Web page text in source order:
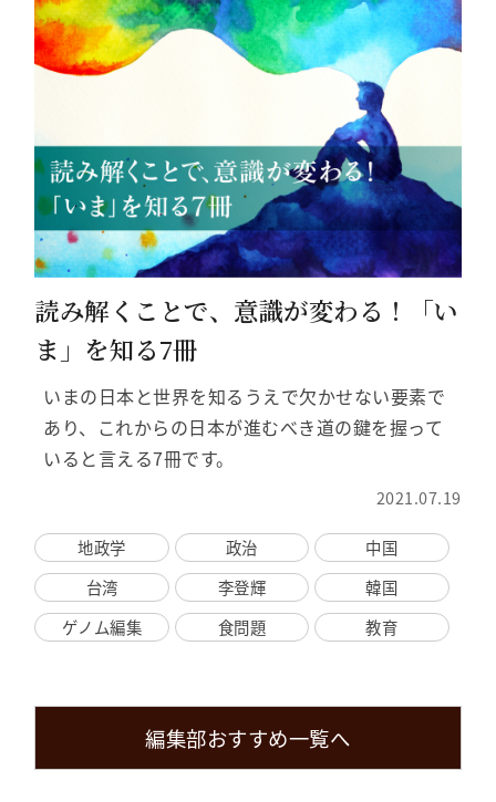
読み解くことで、意識が変わる！「い
ま」を知る7冊
いまの日本と世界を知るうえで欠かせない要素で
あり、これからの日本が進むべき道の鍵を握って
いると言える7冊です。
2021.07.19
地政学 政治
中国
台湾
李登輝
韓国
ゲノム編集
食問題 教育
編集部おすすめ一覧へ